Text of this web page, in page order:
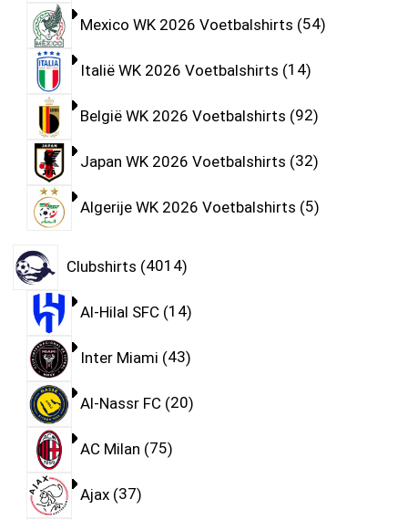
Mexico WK 2026 Voetbalshirts 54
Italië WK 2026 Voetbalshirts 14
België WK 2026 Voetbalshirts 92
Japan WK 2026 Voetbalshirts 32
Algerije WK 2026 Voetbalshirts 5
Clubshirts 4014
Al-Hilal SFC 14
Inter Miami 43
Al-Nassr FC 20
AC Milan 75
Ajax 37